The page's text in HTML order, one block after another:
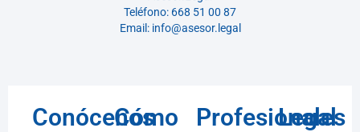
Teléfono: 668 51 00 87
Email: info@asesor.legal
Conócenos
Cómo
Profesionales
Legal